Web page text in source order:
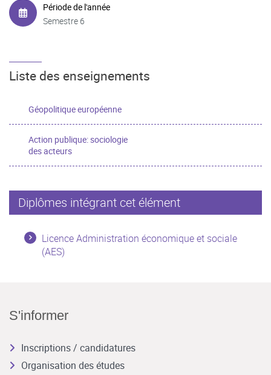
Période de l'année
Semestre 6
Liste des enseignements
Géopolitique européenne
Action publique: sociologie
des acteurs
Diplômes intégrant cet élément
Licence Administration économique et sociale
(AES)
S'informer
Inscriptions / candidatures
Organisation des études